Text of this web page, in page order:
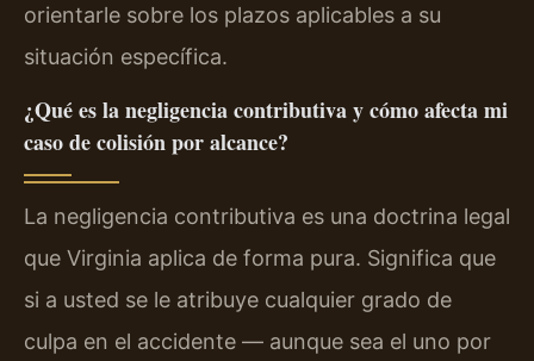
orientarle sobre los plazos aplicables a su
situación específica.
¿Qué es la negligencia contributiva y cómo afecta mi
caso de colisión por alcance?
La negligencia contributiva es una doctrina legal
que Virginia aplica de forma pura. Significa que
si a usted se le atribuye cualquier grado de
culpa en el accidente — aunque sea el uno por